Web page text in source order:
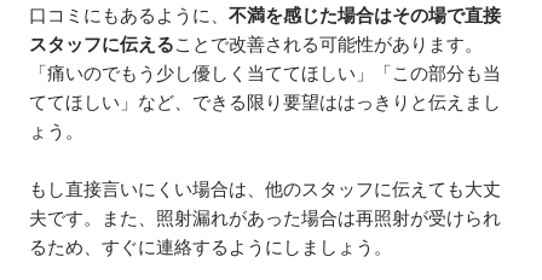
口コミにもあるように、 不満を感じた場合はその場で直接
スタッフに伝えることで改善される可能性があります。
「痛いのでもう少し優しく当ててほしい」「この部分も当
ててほしい」など、できる限り要望ははっきりと伝えまし
ょう。
もし直接言いにくい場合は、他のスタッフに伝えても大丈
夫です。また、照射漏れがあった場合は再照射が受けられ
るため、すぐに連絡するようにしましょう。